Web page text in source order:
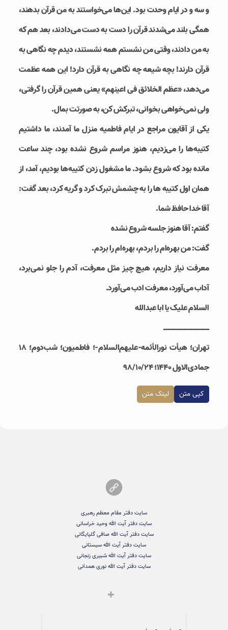
و سه و در ایام وحدت بود. این‌ها می‌خواستند به من قرآن بدهند،
همگی بلند می‌شدند قرآن را دست به دست می‌دادند، بعد هم که
به من دادند، وقتی من نشستم همه ‌نشستند، دیدم چه نگاهی به
قرآن دارند! بچه شیعه چه نگاهی به قرآن دارد! این همه عظمت
می‌دهد، «عظم الخلائق فی اعینهم» یعنی همین قرآن را گرفتی،
ولی نمی‌خواهی بخوانی، تبرکش کن، به صورتت بمال.
یکی از آقایون مراجع در ایام فاطمیه منزل ما آمدند، ما داشتیم
کتیبه‌ها را می‌زدیم، هنوز مراسم شروع نشده بود، چند ساعت
مانده بود که شروع بشود. ما مشغول زدن کتیبه‌ها بودیم، آمد، از
همان اول کتیبه ها را به چشمش تبرک کرد و گریه کرد، بعد گفت:
آقا خدا حافظ شما.
گفتم: آقا هنوز جلسه شروع نشده
گفت: من بهره‌ام را بردم، بهره‌ام را بردم.
معرفت نیاز داریم، هیچ چیز مثل معرفت، آدم را جلو نمی‌برد،
آداب می‌آورد، معرفت ادب می‌آورد.
السلام علیک یا ابا عبدالله
ـــــــــــــــــــــــــــــــــــــــــــــــــ
تهران؛ هیأت نورالأئمه-علیهم‌السلام-؛ فاطمیون؛ شب‌دوم؛ ۱۸
جمادی‌الاول ۱۴۴۰؛ ۹۸/۱۰/۲۴
کپی متن لینک متن
سایت دفتر مقام معظم رهبری
سایت دفتر آیت الله وحید خراسانی
سایت دفتر آیت الله صافی گلپایگانی
سایت دفتر آیت الله سیستانی
سایت دفتر آیت الله شبیری زنجانی
سایت دفتر آیت الله نوری همدانی